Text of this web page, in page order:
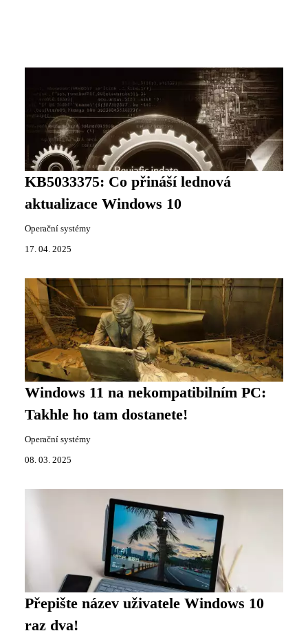
KB5033375: Co přináší lednová
aktualizace Windows 10
Operační systémy
17. 04. 2025
Windows 11 na nekompatibilním PC:
Takhle ho tam dostanete!
Operační systémy
08. 03. 2025
Přepište název uživatele Windows 10
raz dva!